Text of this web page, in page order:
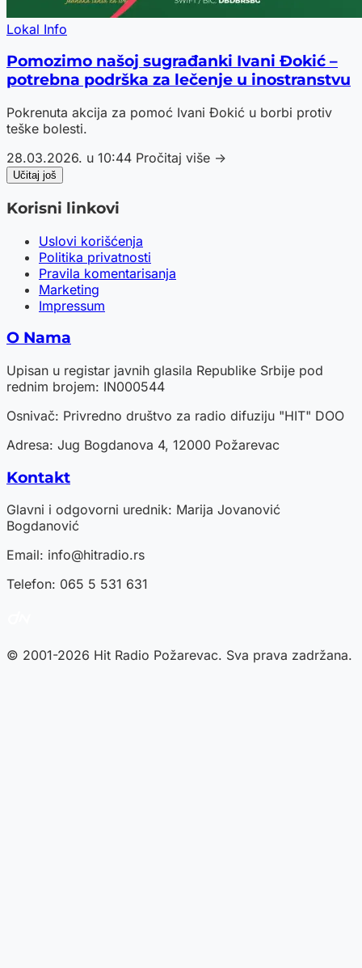
Lokal Info
Pomozimo našoj sugrađanki Ivani Đokić –
potrebna podrška za lečenje u inostranstvu
Pokrenuta akcija za pomoć Ivani Đokić u borbi protiv
teške bolesti.
28.03.2026. u 10:44 Pročitaj više →
Učitaj još
Korisni linkovi
Uslovi korišćenja
Politika privatnosti
Pravila komentarisanja
Marketing
Impressum
O Nama
Upisan u registar javnih glasila Republike Srbije pod
rednim brojem: IN000544
Osnivač: Privredno društvo za radio difuziju "HIT" DOO
Adresa: Jug Bogdanova 4, 12000 Požarevac
Kontakt
Glavni i odgovorni urednik: Marija Jovanović
Bogdanović
Email: info@hitradio.rs
Telefon: 065 5 531 631
© 2001-2026 Hit Radio Požarevac. Sva prava zadržana.